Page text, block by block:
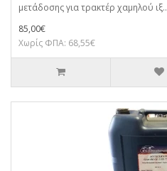
μετάδοσης για τρακτέρ χαμηλού ιξ..
85,00€
Χωρίς ΦΠΑ: 68,55€